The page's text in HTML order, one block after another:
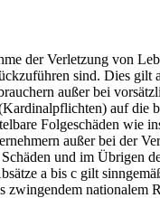
der Verletzung von
sind. Dies
außer bei
auf die
Folgeschäden wie
außer bei der
und im Übrigen
a bis c gilt
zwingendem nationalem